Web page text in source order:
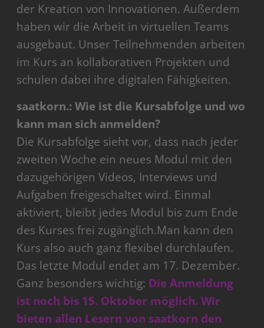
der Kreation von Innovationen. Außerdem
haben wir die Arbeit in virtuellen Teams
ausgebaut. Unser Teilnehmenden arbeiten
im Kurs an kollaborativen Projekten und
schulen dabei ihre digitalen Fähigkeiten.
saatkorn.: Wie ist die Kursabfolge und wo
kann man sich anmelden?
Die Kursabfolge sieht vor, dass nach jeder
zweiten Woche ein neues Modul mit den
dazugehörigen Videos, Interviews und
Aufgaben freigeschaltet wird. Einmal
aktiviert, bleibt jedes Modul bis zum Ende
des Kurses frei zugänglich.Man kann den
Kurs also auch ganz flexibel durchlaufen.
Das letzte Modul endet am 17. Dezember.
Ganz besonders wichtig: Die Anmeldung
ist noch bis 15. Oktober möglich. Wir
bieten allen Lesern von saatkorn den